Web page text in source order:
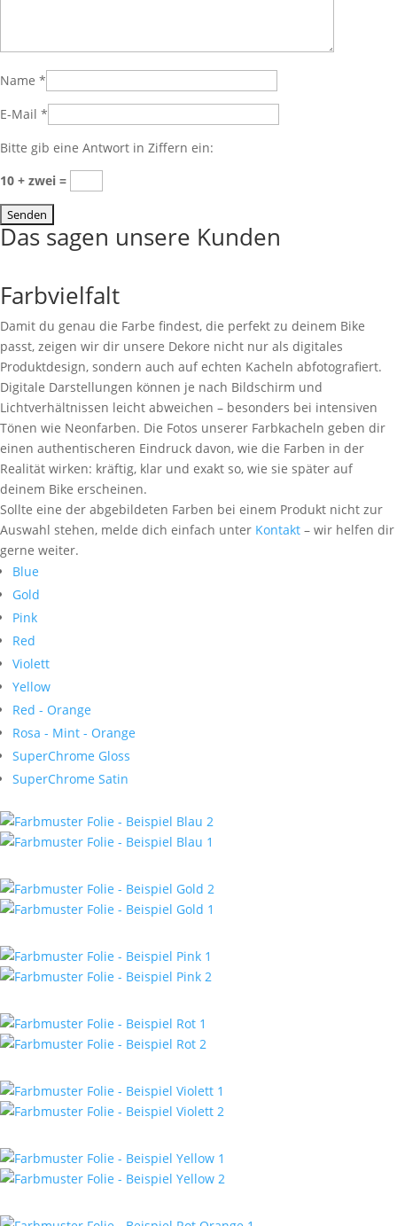
Name *
E-Mail *
Bitte gib eine Antwort in Ziffern ein:
10 + zwei =
Das sagen unsere Kunden
Farbvielfalt
Damit du genau die Farbe findest, die perfekt zu deinem Bike
passt, zeigen wir dir unsere Dekore nicht nur als digitales
Produktdesign, sondern auch auf echten Kacheln abfotografiert.
Digitale Darstellungen können je nach Bildschirm und
Lichtverhältnissen leicht abweichen – besonders bei intensiven
Tönen wie Neonfarben. Die Fotos unserer Farbkacheln geben dir
einen authentischeren Eindruck davon, wie die Farben in der
Realität wirken: kräftig, klar und exakt so, wie sie später auf
deinem Bike erscheinen.
Sollte eine der abgebildeten Farben bei einem Produkt nicht zur
Auswahl stehen, melde dich einfach unter Kontakt – wir helfen dir
gerne weiter.
Blue
Gold
Pink
Red
Violett
Yellow
Red - Orange
Rosa - Mint - Orange
SuperChrome Gloss
SuperChrome Satin